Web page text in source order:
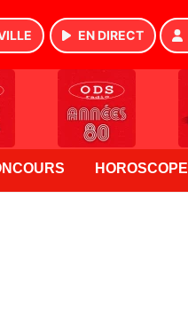
EN DIRECT
HOROSCOPE